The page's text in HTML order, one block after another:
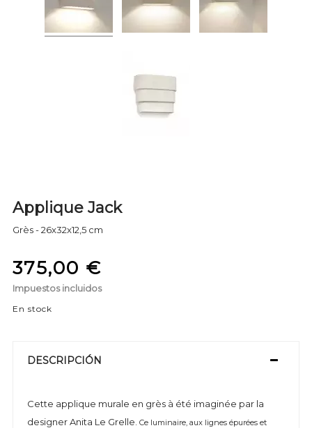
Applique Jack
Grès - 26x32x12,5 cm
375,00 €
Impuestos incluidos
En stock
DESCRIPCIÓN
Cette applique murale en grès à été imaginée par la
designer Anita Le Grelle. Ce luminaire, aux lignes épurées et